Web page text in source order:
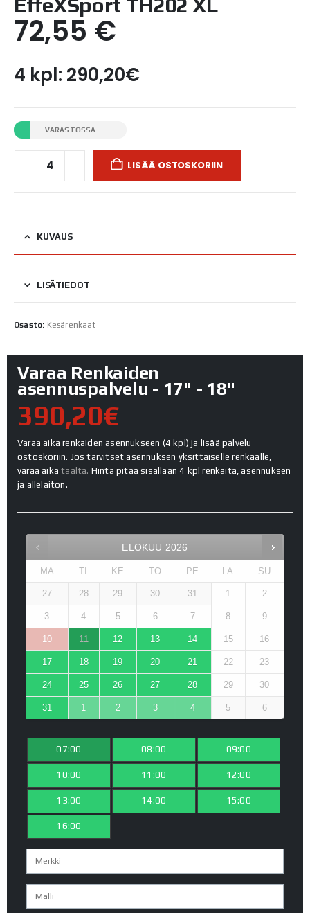
EffeXSport TH202 XL
72,55 €
4 kpl: 290,20€
VARASTOSSA
LISÄÄ OSTOSKORIIN
KUVAUS
LISÄTIEDOT
Osasto: Kesärenkaat
Varaa Renkaiden
asennuspalvelu - 17" - 18"
390,20€
Varaa aika renkaiden asennukseen (4 kpl) ja lisää palvelu
ostoskoriin. Jos tarvitset asennuksen yksittäiselle renkaalle,
varaa aikatäältä. Hinta pitää sisällään 4 kpl renkaita, asennuksen
ja allelaiton.
ELOKUU 2026
MA TI KE TO PE LA SU
27 28 29 30 31 1 2
3 4 5 6 7 8 9
10 11 12 13 14 15 16
17 18 19 20 21 22 23
24 25 26 27 28 29 30
31 1 2 3 4 5 6
07:00 08:00 09:00
10:00 11:00 12:00
13:00 14:00 15:00
16:00